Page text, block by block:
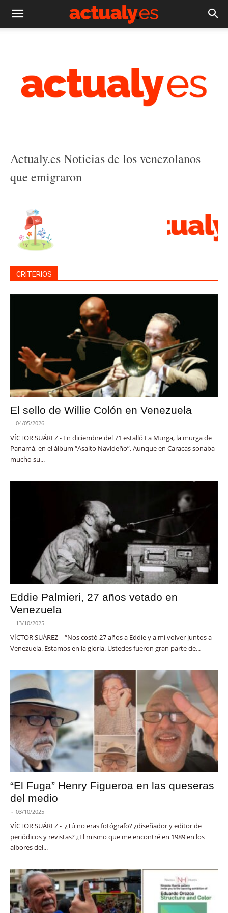
Actualy.es Noticias de los venezolanos
que emigraron
CRITERIOS
El sello de Willie Colón en Venezuela
- 04/05/2026
VÍCTOR SUÁREZ - En diciembre del 71 estalló La Murga, la murga de
Panamá, en el álbum “Asalto Navideño”. Aunque en Caracas sonaba
mucho su...
Eddie Palmieri, 27 años vetado en
Venezuela
- 13/10/2025
VÍCTOR SUÁREZ - “Nos costó 27 años a Eddie y a mí volver juntos a
Venezuela. Estamos en la gloria. Ustedes fueron gran parte de...
“El Fuga” Henry Figueroa en las queseras
del medio
- 03/10/2025
VÍCTOR SUÁREZ - ¿Tú no eras fotógrafo? ¿diseñador y editor de
periódicos y revistas? ¿El mismo que me encontré en 1989 en los
albores del...